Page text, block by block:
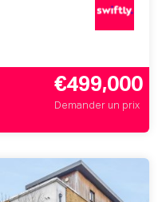
€499,000
Demander un prix